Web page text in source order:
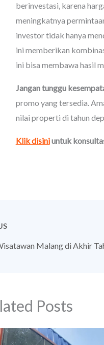
berinvestasi, karena
meningkatnya
investor tidak hanya
ini memberikan
ini bisa membawa hasil
Jangan tunggu
promo yang tersedia.
nilai properti di tahun
Klik disiniuntuk
Posts